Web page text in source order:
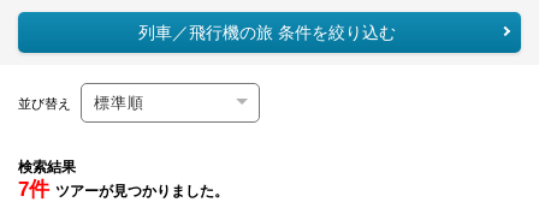
列車／飛行機の旅 条件を絞り込む
並び替え
検索結果
7件 ツアーが見つかりました。